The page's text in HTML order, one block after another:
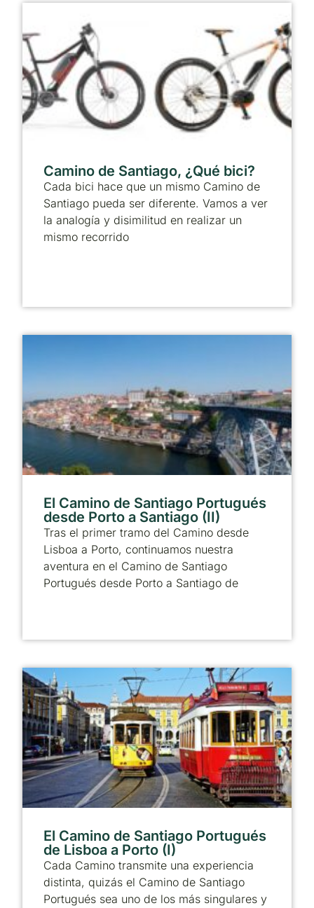
Camino de Santiago, ¿Qué bici?
Cada bici hace que un mismo Camino de
Santiago pueda ser diferente. Vamos a ver
la analogía y disimilitud en realizar un
mismo recorrido
El Camino de Santiago Portugués
desde Porto a Santiago (II)
Tras el primer tramo del Camino desde
Lisboa a Porto, continuamos nuestra
aventura en el Camino de Santiago
Portugués desde Porto a Santiago de
El Camino de Santiago Portugués
de Lisboa a Porto (I)
Cada Camino transmite una experiencia
distinta, quizás el Camino de Santiago
Portugués sea uno de los más singulares y